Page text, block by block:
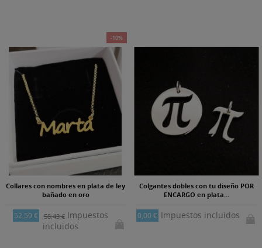
-10%
Collares con nombres en plata de ley
bañado en oro
52,59 € 58,43 €Impuestos
incluidos
Colgantes dobles con tu diseño POR
ENCARGO en plata...
0,00 € Impuestos incluidos